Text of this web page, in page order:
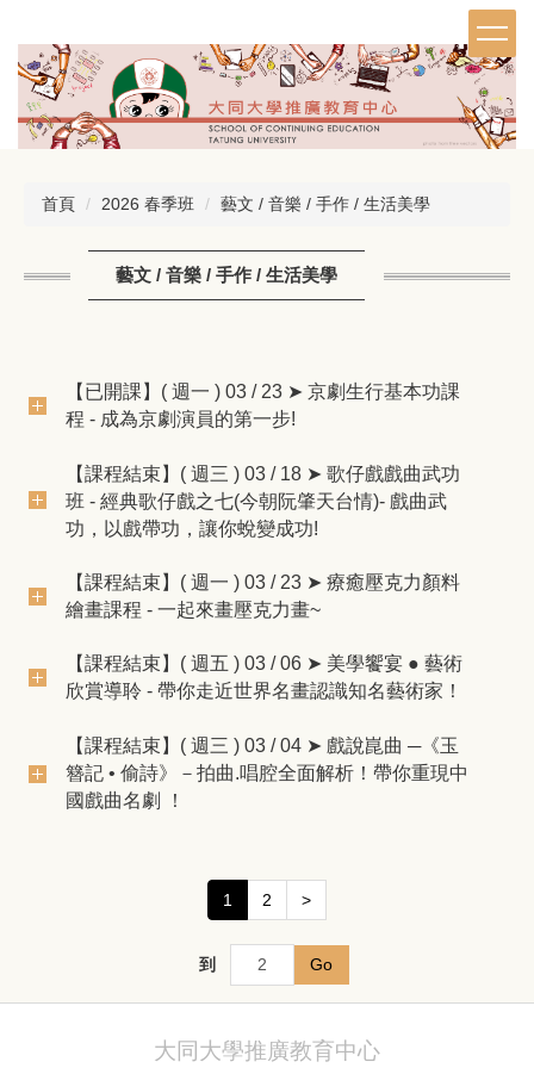
到
主
內
首頁
2026 春季班 藝文 / 音樂 / 手作 / 生活美學
藝文 / 音樂 / 手作 / 生活美學
【已開課】( 週一 ) 03 / 23 ➤ 京劇生行基本功課
程 - 成為京劇演員的第一步!
【課程結束】( 週三 ) 03 / 18 ➤ 歌仔戲戲曲武功
班 - 經典歌仔戲之七(今朝阮肇天台情)- 戲曲武
功，以戲帶功，讓你蛻變成功!
【課程結束】( 週一 ) 03 / 23 ➤ 療癒壓克力顏料
繪畫課程 - 一起來畫壓克力畫~
【課程結束】( 週五 ) 03 / 06 ➤ 美學饗宴 ● 藝術
欣賞導聆 - 帶你走近世界名畫認識知名藝術家！
【課程結束】( 週三 ) 03 / 04 ➤ 戲說崑曲 ─《玉
簪記 • 偷詩》－拍曲.唱腔全面解析！帶你重現中
國戲曲名劇 ！
1 2 >
到 Go
大同大學推廣教育中心